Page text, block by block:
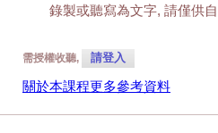
錄製或聽寫為文字, 請僅供
需授權收聽, 請登入
關於本課程更多參考資料